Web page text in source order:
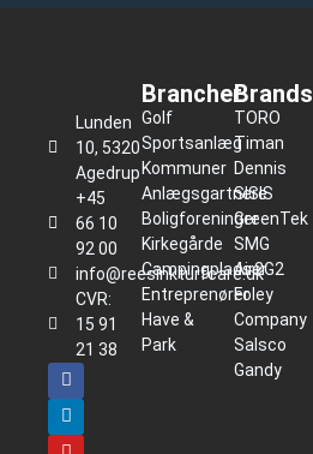
Lunden
10, 5320
Agedrup
+45
66 10
92 00
info@reesinkturfcare.dk
CVR:
15 91
21 38
Brancher
Golf
Sportsanlæg
Kommuner
Anlægsgartnere
Boligforeninger
Kirkegårde
Campingpladser
Entreprenører
Have &
Park
Brands
TORO
Timan
Dennis
SISIS
GreenTek
SMG
Air2G2
Foley
Company
Salsco
Gandy